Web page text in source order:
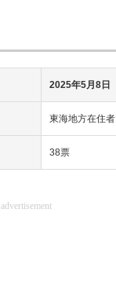
2025年5月8日
東海地方在住者
38票
advertisement